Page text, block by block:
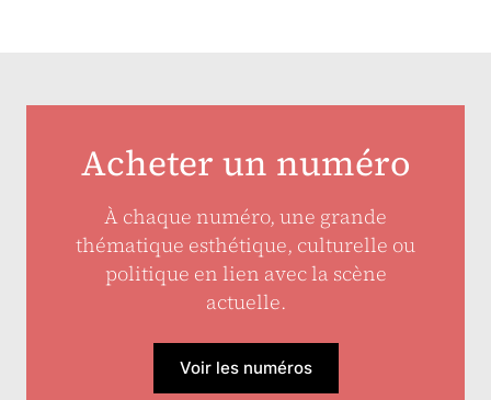
Acheter un numéro
À chaque numéro, une grande
thématique esthétique, culturelle ou
politique en lien avec la scène
actuelle.
Voir les numéros